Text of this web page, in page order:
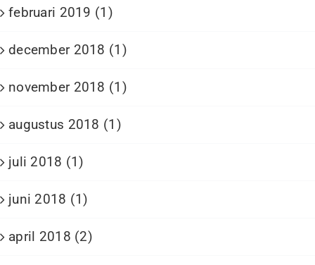
februari 2019 (1)
december 2018 (1)
november 2018 (1)
augustus 2018 (1)
juli 2018 (1)
juni 2018 (1)
april 2018 (2)